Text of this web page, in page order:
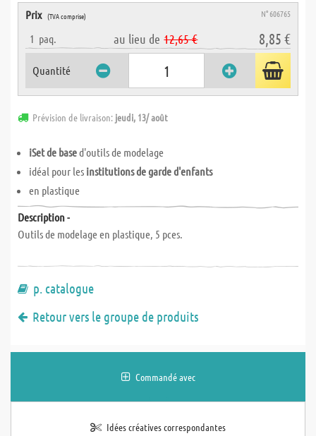
Prix (TVA comprise) N° 606765
1 paq. au lieu de 12,65 € 8,85 €
Quantité
Prévision de livraison: jeudi, 13/ août
iSet de based'outils de modelage
idéal pour les institutions de garde d'enfants
en plastique
Description -
Outils de modelage en plastique, 5 pces.
p. catalogue
Retour vers le groupe de produits
Commandé avec
Idées créatives correspondantes